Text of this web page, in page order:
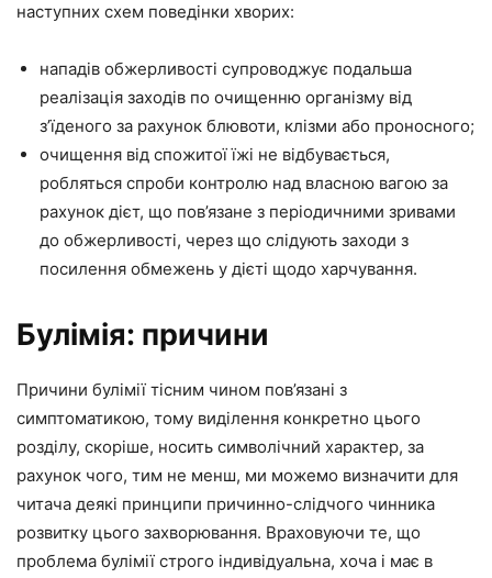
наступних схем поведінки хворих:
нападів обжерливості супроводжує подальша
реалізація заходів по очищенню організму від
з’їденого за рахунок блювоти, клізми або проносного;
очищення від спожитої їжі не відбувається,
робляться спроби контролю над власною вагою за
рахунок дієт, що пов’язане з періодичними зривами
до обжерливості, через що слідують заходи з
посилення обмежень у дієті щодо харчування.
Булімія: причини
Причини булімії тісним чином пов’язані з
симптоматикою, тому виділення конкретно цього
розділу, скоріше, носить символічний характер, за
рахунок чого, тим не менш, ми можемо визначити для
читача деякі принципи причинно-слідчого чинника
розвитку цього захворювання. Враховуючи те, що
проблема булімії строго індивідуальна, хоча і має в